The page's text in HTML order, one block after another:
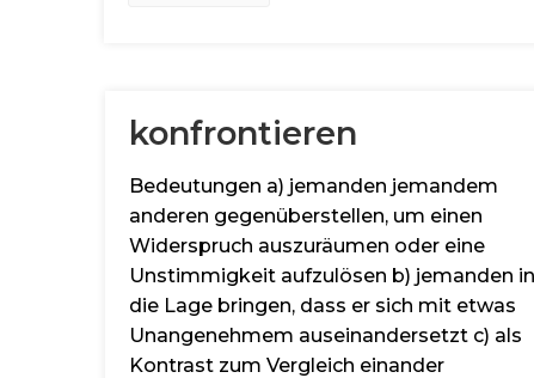
konfrontieren
Bedeutungen a) jemanden jemandem
anderen gegenüberstellen, um einen
Widerspruch auszuräumen oder eine
Unstimmigkeit aufzulösen b) jemanden in
die Lage bringen, dass er sich mit etwas
Unangenehmem auseinandersetzt c) als
Kontrast zum Vergleich einander